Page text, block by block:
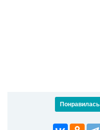
Понравилась